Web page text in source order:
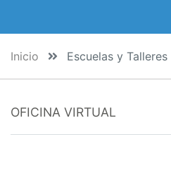
Inicio Escuelas y
OFICINA VIRTUAL